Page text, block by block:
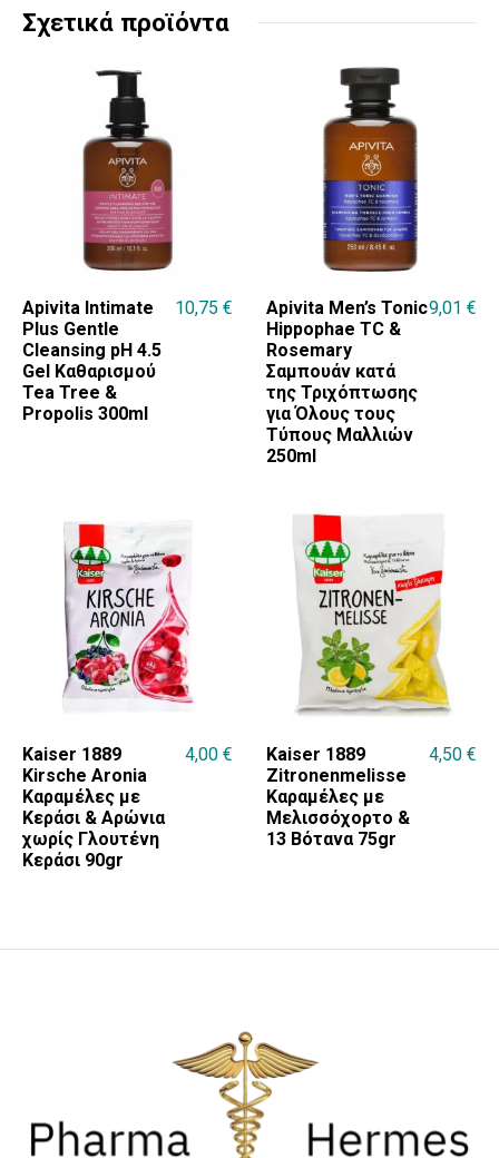
Σχετικά προϊόντα
Apivita Intimate
Plus Gentle
Cleansing pH 4.5
Gel Καθαρισμού
Tea Tree &
Propolis 300ml
10,75 €
Apivita Men’s Tonic
Hippophae TC &
Rosemary
Σαμπουάν κατά
της Τριχόπτωσης
για Όλους τους
Τύπους Μαλλιών
250ml
9,01 €
Kaiser 1889
Kirsche Aronia
Καραμέλες με
Κεράσι & Αρώνια
χωρίς Γλουτένη
Κεράσι 90gr
4,00 €
Kaiser 1889
Zitronenmelisse
Καραμέλες με
Μελισσόχορτο &
13 Βότανα 75gr
4,50 €